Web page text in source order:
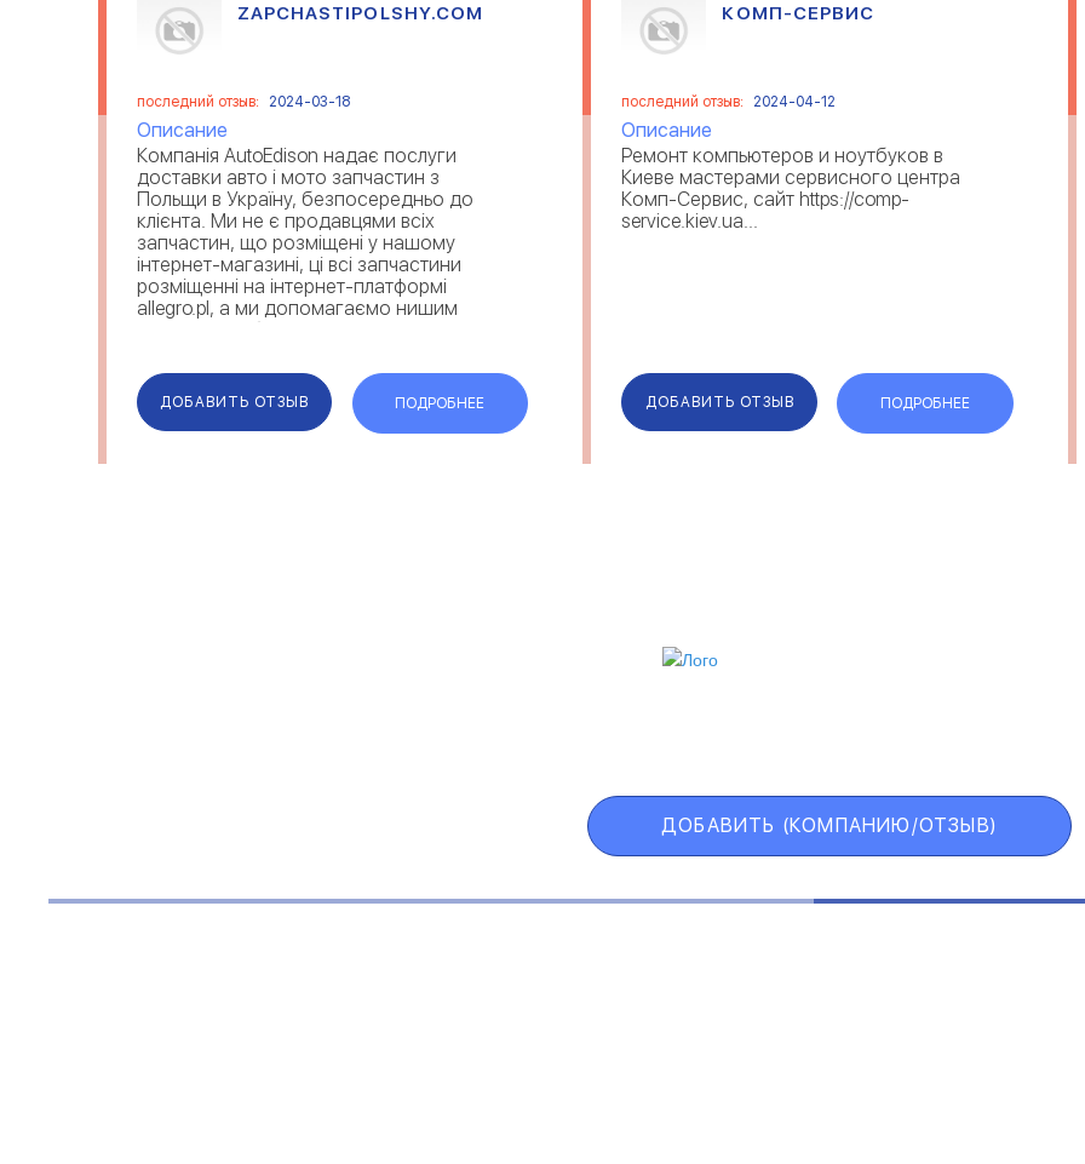
ZAPCHASTIPOLSHY.COM
последний отзыв: 2024-03-18
Описание
Компанія AutoEdison надає послуги
доставки авто і мото запчастин з
Польщи в Україну, безпосередньо до
клієнта. Ми не є продавцями всіх
запчастин, що розміщені у нашому
інтернет-магазині, ці всі запчастини
розміщенні на інтернет-платформі
allegro.pl, а ми допомагаємо нишим
клієнтам підібрати і доставити
запчастини, та от...
ДОБАВИТЬ ОТЗЫВ ПОДРОБНЕЕ
КОМП-СЕРВИС
последний отзыв: 2024-04-12
Описание
Ремонт компьютеров и ноутбуков в
Киеве мастерами сервисного центра
Комп-Сервис, сайт https://comp-
service.kiev.ua...
ДОБАВИТЬ ОТЗЫВ ПОДРОБНЕЕ
ДОБАВИТЬ (КОМПАНИЮ/ОТЗЫВ)